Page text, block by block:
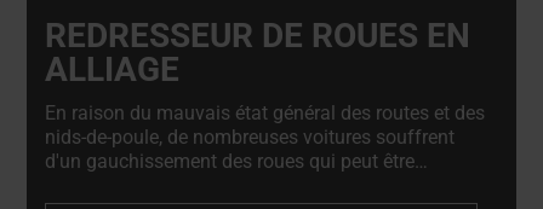
REDRESSEUR DE ROUES EN
ALLIAGE
En raison du mauvais état général des routes et des
nids-de-poule, de nombreuses voitures souffrent
d'un gauchissement des roues qui peut être